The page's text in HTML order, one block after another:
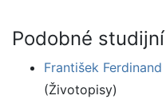
Podobné
František
(Životopisy)